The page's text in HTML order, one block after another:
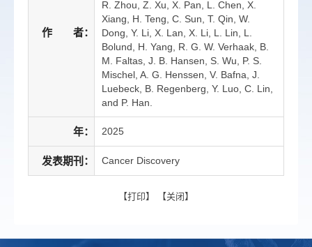
作 者：
R. Zhou, Z. Xu, X. Pan, L. Chen, X.
Xiang, H. Teng, C. Sun, T. Qin, W.
Dong, Y. Li, X. Lan, X. Li, L. Lin, L.
Bolund, H. Yang, R. G. W. Verhaak, B.
M. Faltas, J. B. Hansen, S. Wu, P. S.
Mischel, A. G. Henssen, V. Bafna, J.
Luebeck, B. Regenberg, Y. Luo, C. Lin,
and P. Han.
年： 2025
发表期刊： Cancer Discovery
【打印】 【关闭 】